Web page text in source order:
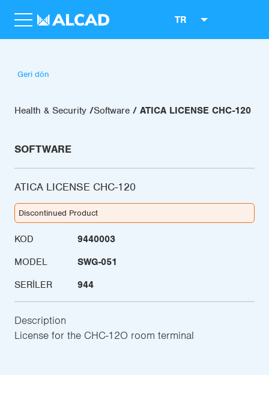
TR
Geri dön
Health & Security Software ATICA LICENSE CHC-120
SOFTWARE
ATICA LICENSE CHC-120
Discontinued Product
KOD
9440003
MODEL
SWG-051
SERILER
944
Description
License for the CHC-12O room terminal